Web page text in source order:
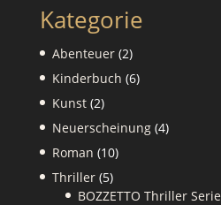
Kategorie
Abenteuer 22
Produkte
Kinderbuch 66
Kunst 22
Produkte
Neuerscheinung 44
Roman 1010
Thriller 55
Produkte
BOZZETTO Thriller Serie